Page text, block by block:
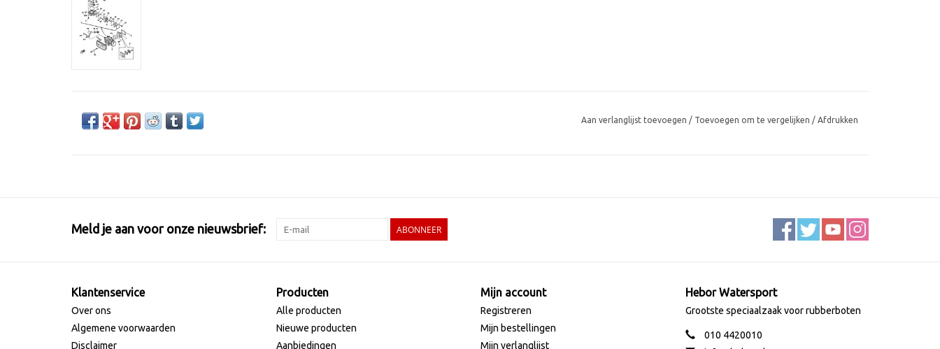
Aan verlanglijst toevoegen / Toevoegen om te vergelijken / Afdrukken
Meld je aan voor onze nieuwsbrief: ABONNEER
Klantenservice
Over ons
Algemene voorwaarden
Disclaimer
Producten
Alle producten
Nieuwe producten
Aanbiedingen
Mijn account
Registreren
Mijn bestellingen
Mijn verlanglijst
Hebor Watersport
Grootste speciaalzaak voor rubberboten
010 4420010